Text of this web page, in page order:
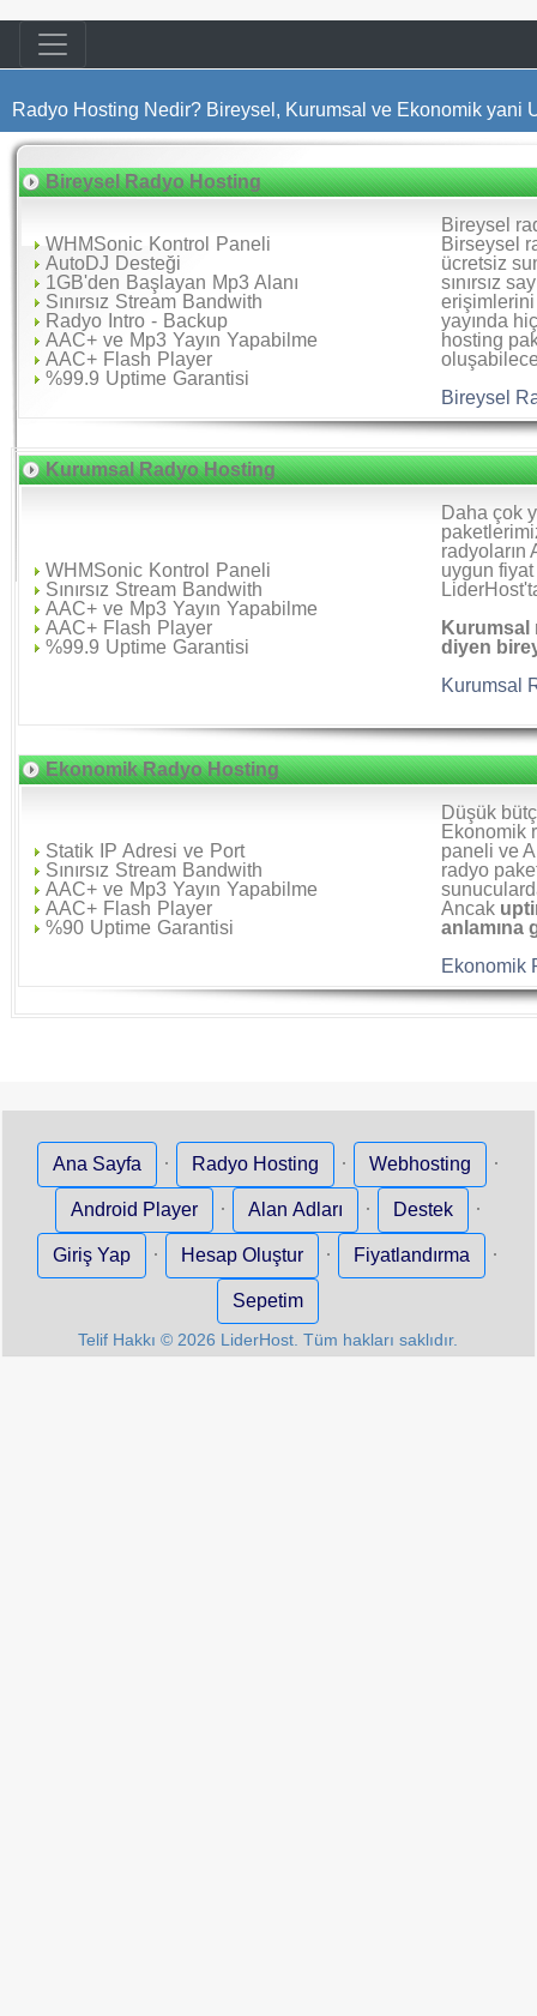
Radyo Hosting Nedir? Bireysel, Kurumsal ve Ekonomik yani
Bireysel Radyo Hosting
WHMSonic Kontrol Paneli
AutoDJ Desteği
1GB'den Başlayan Mp3 Alanı
Sınırsız Stream Bandwith
Radyo Intro - Backup
AAC+ ve Mp3 Yayın Yapabilme
AAC+ Flash Player
%99.9 Uptime Garantisi
Bireysel
Birseysel
ücretsiz
sınırsız
yayında
hosting
Bireysel
Kurumsal Radyo Hosting
WHMSonic Kontrol Paneli
Sınırsız Stream Bandwith
AAC+ ve Mp3 Yayın Yapabilme
AAC+ Flash Player
%99.9 Uptime Garantisi
Daha çok
radyoların
uygun fiyat
Kurumsal
diyen
Kurumsal
Ekonomik Radyo Hosting
Statik IP Adresi ve Port
Sınırsız Stream Bandwith
AAC+ ve Mp3 Yayın Yapabilme
AAC+ Flash Player
%90 Uptime Garantisi
Düşük
Ekonomik
paneli ve
radyo
Ancak
anlamına
Ekonomik
Ana Sayfa · Radyo Hosting · Webhosting ·
Android Player · Alan Adları · Destek ·
Giriş Yap · Hesap Oluştur · Fiyatlandırma ·
Sepetim
Telif Hakkı © 2026 LiderHost. Tüm hakları saklıdır.